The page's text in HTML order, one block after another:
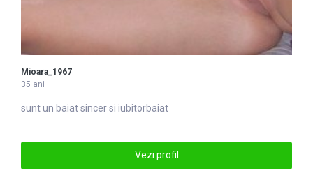
Mioara_1967
35 ani
sunt un baiatsincer si iubitorbaiat
Vezi profil